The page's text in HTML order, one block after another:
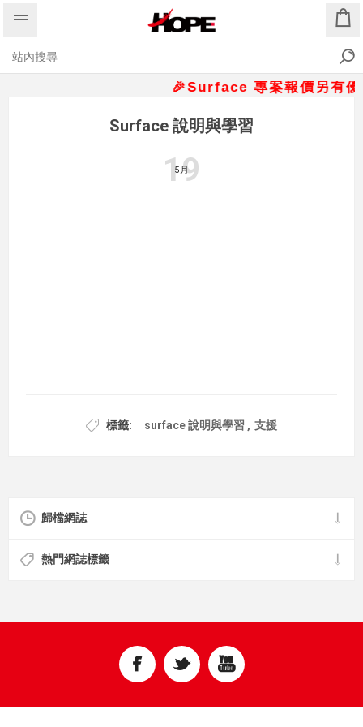
🎉Surface 專案報價另有
Surface 說明與學習
19
5月
標籤: surface 說明與學習 , 支援
歸檔網誌
熱門網誌標籤